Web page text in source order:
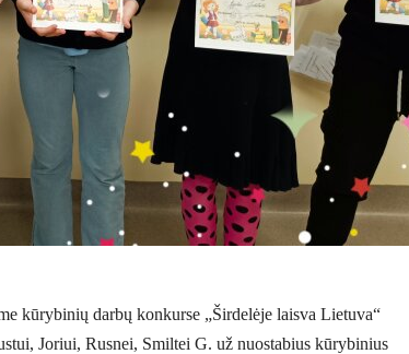
kūrybinių darbų konkurse „Širdelėje laisva Lietuva“
Joriui, Rusnei, Smiltei G. už nuostabius kūrybinius